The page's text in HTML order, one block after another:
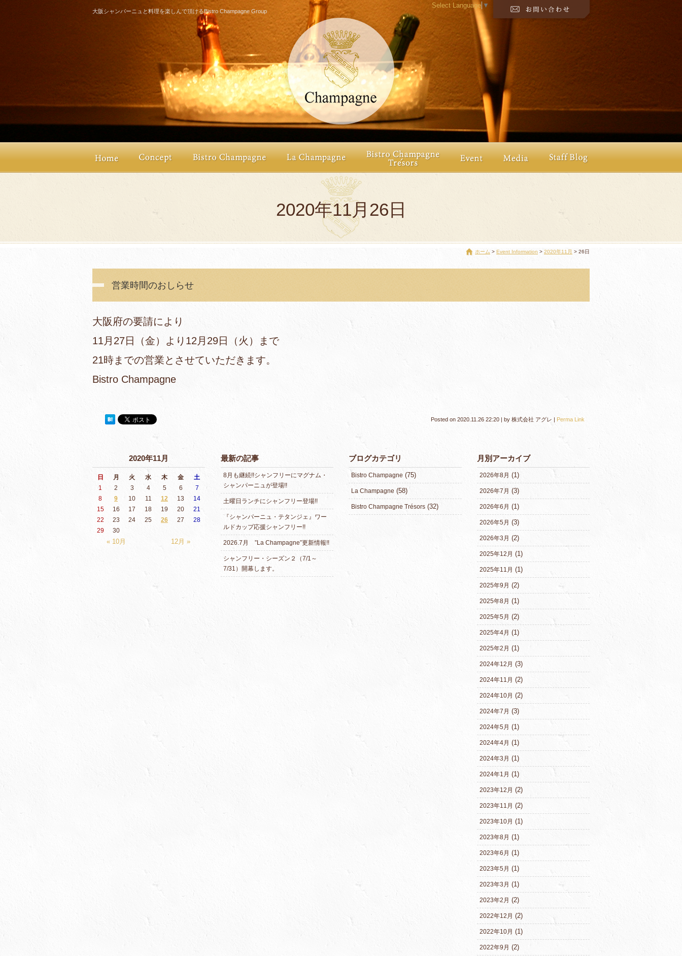
大阪シャンパーニュと料理を楽しんで頂けるBistro Champagne Group
Select Language ▼
2020年11月26日
ホーム Event Information 2020年11月 26日
営業時間のおしらせ
大阪府の要請により
11月27日（金）より12月29日（火）まで
21時までの営業とさせていただきます。
Bistro Champagne
Posted on 2020.11.26 22:20 | by 株式会社 アグレ | Perma Link
2020年11月
日 月 火 水 木 金 土
« 10月 12月 »
1 2 3 4 5 6
7
8
9 10 11 12 13
14
15
16 17 18 19 20
21
22
23 24 25 26 27
28
29
30
最新の記事
8月も継続!!シャンフリーにマグナム・
シャンパーニュが登場!!
土曜日ランチにシャンフリー登場!!
『シャンパーニュ・テタンジェ』ワー
ルドカップ応援シャンフリー!!
2026.7月 ”La Champagne”更新情報!!
シャンフリー・シーズン２（7/1～
7/31）開幕します。
ブログカテゴリ
Bistro Champagne (75)
La Champagne (58)
Bistro Champagne Trésors (32)
月別アーカイブ
2026年8月 (1)
2026年7月 (3)
2026年6月 (1)
2026年5月 (3)
2026年3月 (2)
2025年12月 (1)
2025年11月 (1)
2025年9月 (2)
2025年8月 (1)
2025年5月 (2)
2025年4月 (1)
2025年2月 (1)
2024年12月 (3)
2024年11月 (2)
2024年10月 (2)
2024年7月 (3)
2024年5月 (1)
2024年4月 (1)
2024年3月 (1)
2024年1月 (1)
2023年12月 (2)
2023年11月 (2)
2023年10月 (1)
2023年8月 (1)
2023年6月 (1)
2023年5月 (1)
2023年3月 (1)
2023年2月 (2)
2022年12月 (2)
2022年10月 (1)
2022年9月 (2)